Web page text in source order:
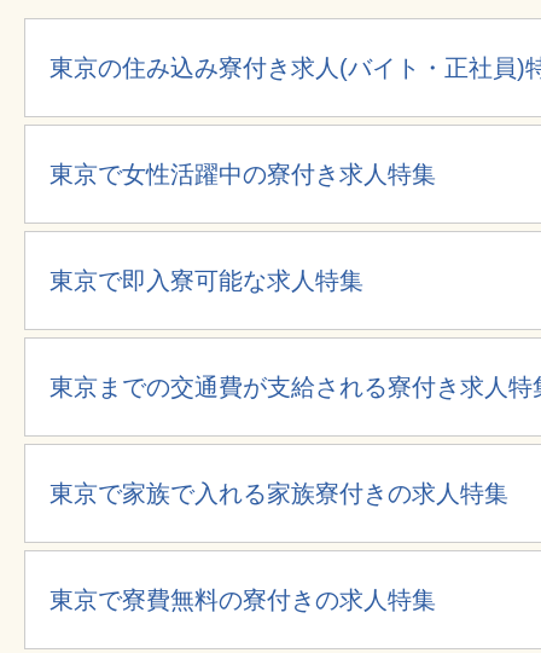
東京の住み込み寮付き求人(バイト・正社員)
東京で女性活躍中の寮付き求人特集
東京で即入寮可能な求人特集
東京までの交通費が支給される寮付き求人特
東京で家族で入れる家族寮付きの求人特集
東京で寮費無料の寮付きの求人特集